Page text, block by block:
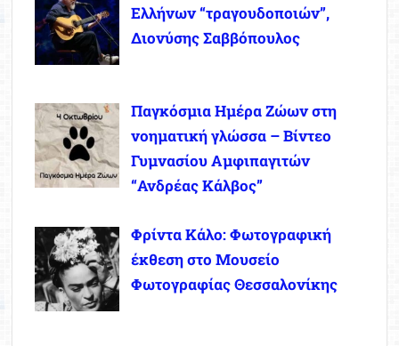
Ελλήνων “τραγουδοποιών”,
Διονύσης Σαββόπουλος
Παγκόσμια Ημέρα Ζώων στη
νοηματική γλώσσα – Βίντεο
Γυμνασίου Αμφιπαγιτών
“Ανδρέας Κάλβος”
Φρίντα Κάλο: Φωτογραφική
έκθεση στο Μουσείο
Φωτογραφίας Θεσσαλονίκης